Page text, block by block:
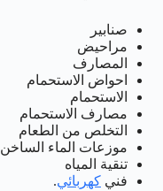
صنابير
مراحيض
المصارف
احواض الاستحمام
الاستحمام
مصارف الاستحمام
التخلص من الطعام
موزعات الماء الساخن
تنقية المياه
فني كهربائي.